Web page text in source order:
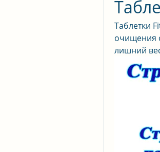
Таблетки
очищения
лишний